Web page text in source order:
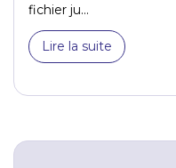
fichier ju...
Lire la suite